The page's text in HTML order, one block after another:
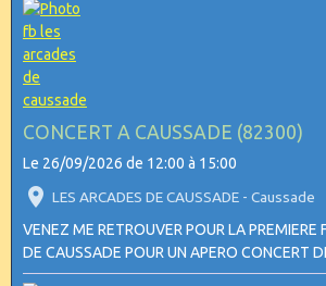
CONCERT A CAUSSADE (82300)
Le 26/09/2026 de 12:00 à 15:00
LES ARCADES DE CAUSSADE - Caussade
VENEZ ME RETROUVER POUR LA PREMIERE
DE CAUSSADE POUR UN APERO CONCERT